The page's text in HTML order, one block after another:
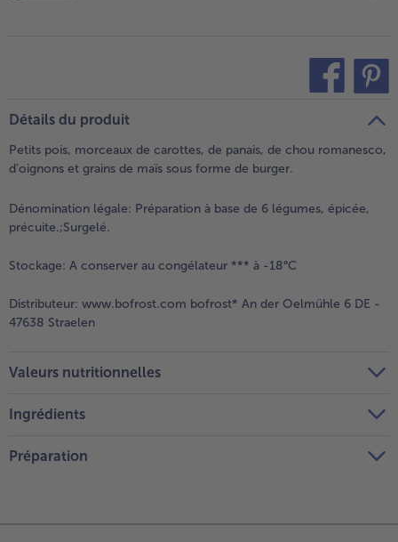
- 5 € à l’achat de 7 menus au choix
Détails du produit
Petits pois, morceaux de carottes, de panais, de chou romanesco,
d'oignons et grains de maïs sous forme de burger.
Dénomination légale: Préparation à base de 6 légumes, épicée,
précuite.;Surgelé.
Stockage: A conserver au congélateur *** à -18°C
Distributeur: www.bofrost.com bofrost* An der Oelmühle 6 DE -
47638 Straelen
Valeurs nutritionnelles
Ingrédients
Préparation